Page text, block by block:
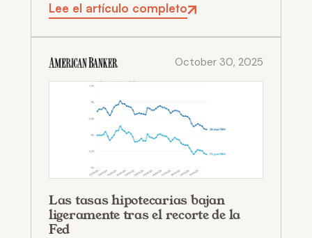
Lee el artículo completo
October 30, 2025
Las tasas hipotecarias bajan
ligeramente tras el recorte de la
Fed